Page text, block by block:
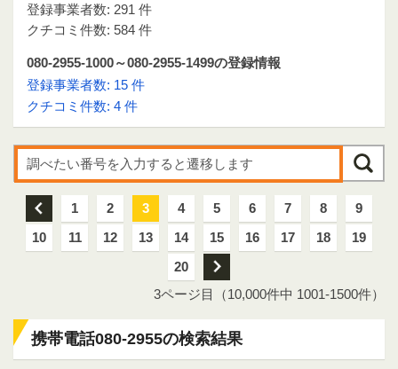
登録事業者数: 291 件
クチコミ件数: 584 件
080-2955-1000～080-2955-1499の登録情報
登録事業者数: 15 件
クチコミ件数: 4 件
前 1 2 3 4 5 6 7 8
9
10
11 12 13 14 15 16 17 18
19
20
次
3ページ目（10,000件中 1001-1500件）
携帯電話080-2955の検索結果